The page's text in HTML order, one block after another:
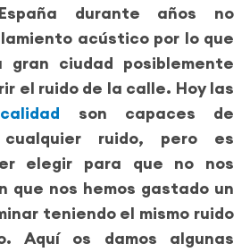
durante años no
acústico por lo que
ciudad posiblemente
el ruido de la calle. Hoy las
son capaces de
ruido, pero es
elegir para que no nos
que nos hemos gastado un
teniendo el mismo ruido
Aquí os damos algunas